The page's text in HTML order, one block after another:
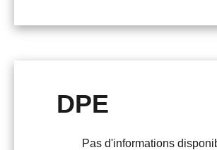
DPE
Pas d'informations